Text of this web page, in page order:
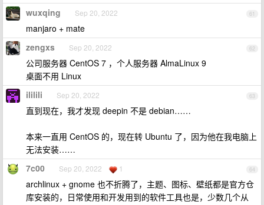
61
wuxqing Sep 20, 2022
manjaro + mate
62
zengxs Sep 20, 2022
公司服务器 CentOS 7 ，个人服务器 AlmaLinux 9
桌面不用 Linux
63
ililili Sep 20, 2022
直到现在，我才发现 deepin 不是 debian……
本来一直用 CentOS 的，现在转 Ubuntu 了，因为他在我电脑上
无法安装……
64
7c00 Sep 20, 2022 1
archlinux + gnome 也不折腾了，主题、图标、壁纸都是官方仓
库安装的，日常使用和开发用到的软件工具也是，少数几个从